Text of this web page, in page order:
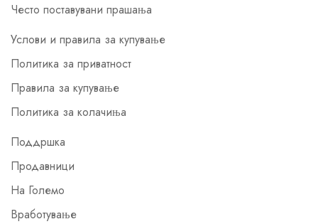
Често поставувани прашања
Услови и правила за купување
Политика за приватност
Правила за купување
Политика за колачиња
Поддршка
Продавници
На Големо
Вработување